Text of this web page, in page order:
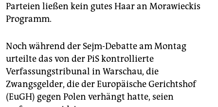
Parteien ließen kein gutes Haar an Morawieckis
Programm.
Noch während der Sejm-Debatte am Montag
urteilte das von der PiS kontrollierte
Verfassungstribunal in Warschau, die
Zwangsgelder, die der Europäische Gerichtshof
(EuGH) gegen Polen verhängt hatte, seien